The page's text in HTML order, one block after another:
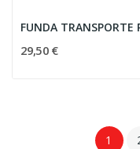
29,50 €
1